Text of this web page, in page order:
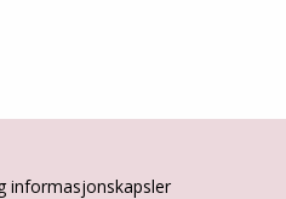
informasjonskapsler